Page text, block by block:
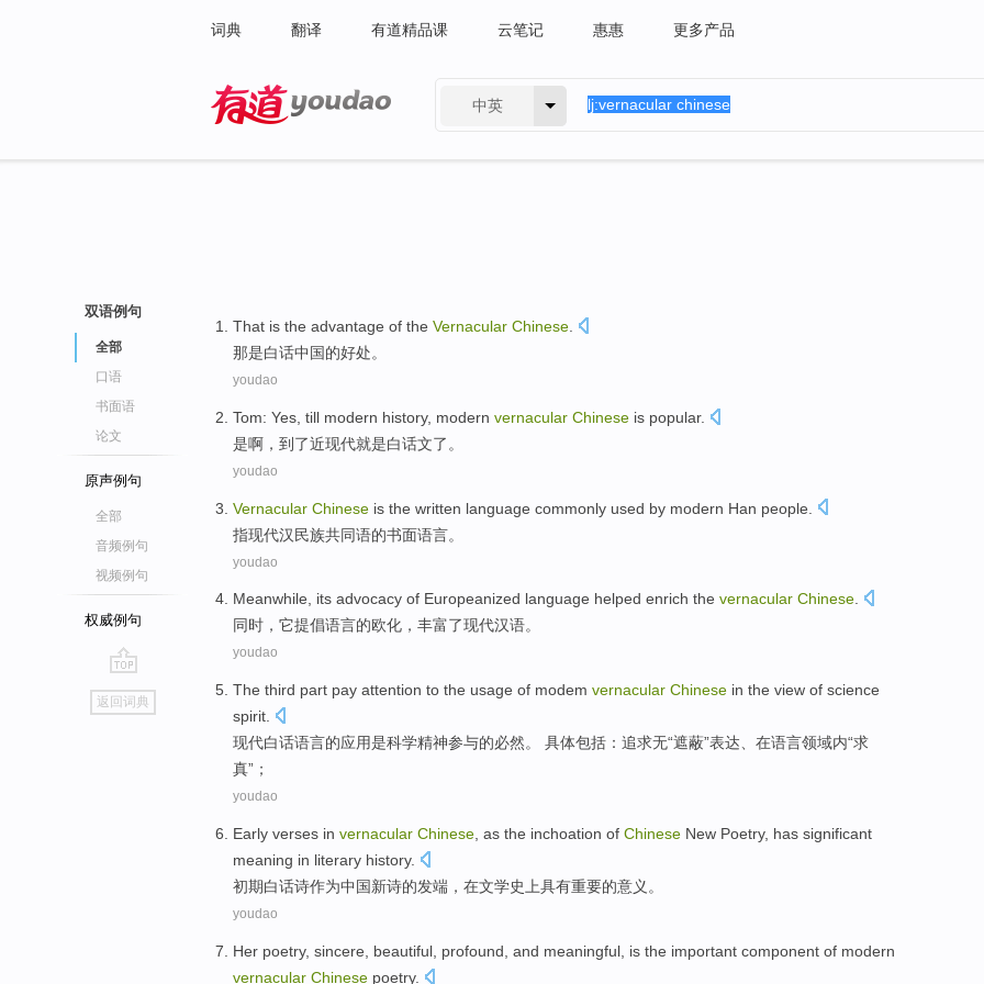
词典 翻译 有道精品课 云笔记 惠惠 更多产品
中英
双语例句
全部
口语
书面语
论文
原声例句
全部
音频例句
视频例句
权威例句
go
top
返回词典
That is the advantage of the Vernacular Chinese
那是白话中国的好处。
youdao
Tom: Yes till modern history, modern vernacular Chinese is popular.
是啊 ， 到了近现代就是白话文了 。
youdao
Vernacular Chinese is the written language commonly used by modern Han people.
指现代汉民族共同语的书面语言。
youdao
Meanwhile, its advocacy of Europeanized language helped enrich the vernacular Chinese.
同时 ， 它提倡语言的欧化 ， 丰富了现代汉语。
youdao
The third part pay attention to the usage of modem vernacular Chinese in the view of science
spirit
现代白话语言的应用是科学精神参与的必然。 具体包括：追求无“遮蔽”表达、 在语言领域内“求
真”；
youdao
Early verses in vernacular Chinese as the inchoation of Chinese New Poetry, has significant
meaning in literary history.
初期白话诗作为中国新诗的发端 ， 在文学史 上具有重要的意义 。
youdao
Her poetry, sincere , beautiful, profound, and meaningful is the important component of modern
vernacular Chinese poetry.